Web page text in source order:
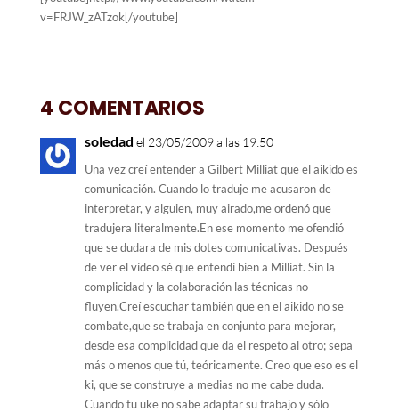
v=FRJW_zATzok[/youtube]
4 COMENTARIOS
soledad el 23/05/2009 a las 19:50
Una vez creí entender a Gilbert Milliat que el aikido es
comunicación. Cuando lo traduje me acusaron de
interpretar, y alguien, muy airado,me ordenó que
tradujera literalmente.En ese momento me ofendió
que se dudara de mis dotes comunicativas. Después
de ver el vídeo sé que entendí bien a Milliat. Sin la
complicidad y la colaboración las técnicas no
fluyen.Creí escuchar también que en el aikido no se
combate,que se trabaja en conjunto para mejorar,
desde esa complicidad que da el respeto al otro; sepa
más o menos que tú, teóricamente. Creo que eso es el
ki, que se construye a medias no me cabe duda.
Cuando tu uke no sabe adaptar su trabajo y sólo